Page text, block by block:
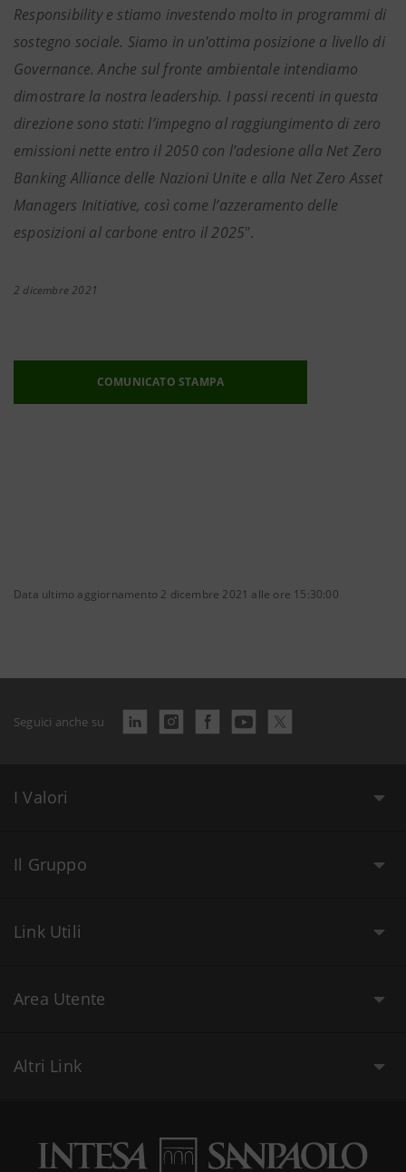
Responsibility e stiamo investendo molto in programmi di
sostegno sociale. Siamo in un'ottima posizione a livello di
Governance. Anche sul fronte ambientale intendiamo
dimostrare la nostra leadership. I passi recenti in questa
direzione sono stati: l’impegno al raggiungimento di zero
emissioni nette entro il 2050 con l’adesione alla Net Zero
Banking Alliance delle Nazioni Unite e alla Net Zero Asset
Managers Initiative, così come l’azzeramento delle
esposizioni al carbone entro il 2025".
2 dicembre 2021
COMUNICATO STAMPA
Data ultimo aggiornamento 2 dicembre 2021 alle ore 15:30:00
Seguici anche su
I Valori
Il Gruppo
Link Utili
Area Utente
Altri Link